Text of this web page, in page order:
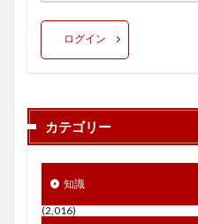
ログイン
カテゴリー
知識
(2,016)